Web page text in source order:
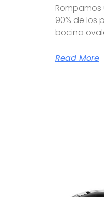
90% de los
bocina
Read More